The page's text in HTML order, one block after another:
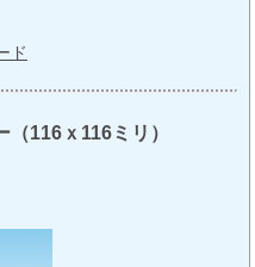
ド
116ｘ116ミリ）